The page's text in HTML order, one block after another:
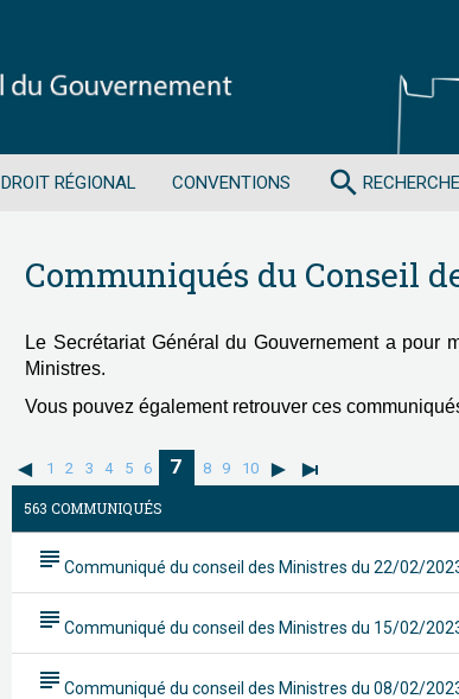
DROIT RÉGIONAL CONVENTIONS search RECHERCHE
Communiqués du Conseil
Le Secrétariat Général du Gouvernement a
Ministres.
Vous pouvez également retrouver ces
1 2 3 4 5 6 7 8 9 10
563 COMMUNIQUÉS
subject Communiqué du conseil des Ministres du 22/02/
subject Communiqué du conseil des Ministres du 15/02/
subject Communiqué du conseil des Ministres du 08/02/